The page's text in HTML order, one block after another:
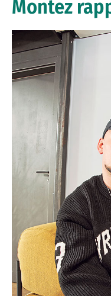
Montez